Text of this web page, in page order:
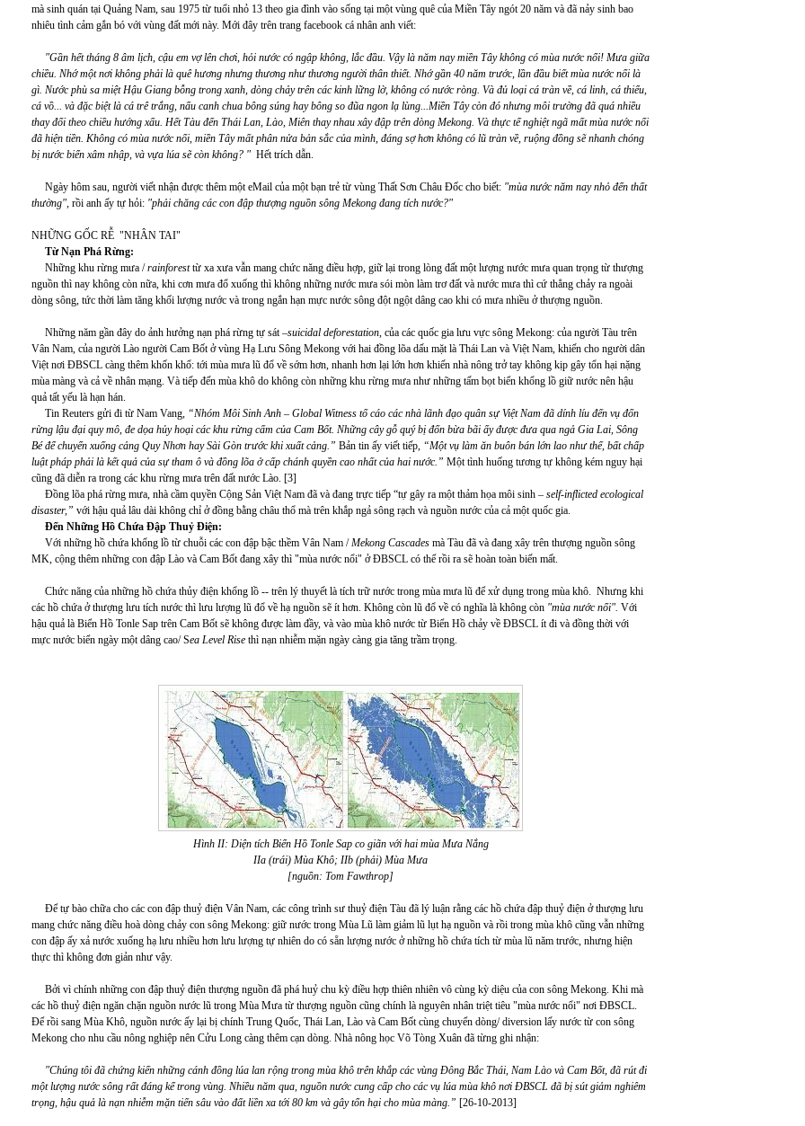
mà sinh quán tại Quảng Nam, sau 1975 từ tuổi nhỏ 13 theo gia đình vào sống tại một vùng quê của Miền Tây ngót 20 năm và đã nảy sinh bao
nhiêu tình cảm gắn bó với vùng đất mới này. Mới đây trên trang facebook cá nhân anh viết:
"Gần hết tháng 8 âm lịch, cậu em vợ lên chơi, hỏi nước có ngập không, lắc đầu. Vậy là năm nay miền Tây không có mùa nước nổi! Mưa giữa
chiều. Nhớ một nơi không phải là quê hương nhưng thương như thương người thân thiết. Nhớ gần 40 năm trước, lần đầu biết mùa nước nổi là
gì. Nước phù sa miệt Hậu Giang bỗng trong xanh, dòng chảy trên các kinh lững lờ, không có nước ròng. Và đủ loại cá tràn về, cá linh, cá thiểu,
cá vồ... và đặc biệt là cá trê trắng, nấu canh chua bông súng hay bông so đũa ngon lạ lùng...Miền Tây còn đó nhưng môi trường đã quá nhiều
thay đổi theo chiều hướng xấu. Hết Tàu đến Thái Lan, Lào, Miên thay nhau xây đập trên dòng Mekong. Và thực tế nghiệt ngã mất mùa nước nổi
đã hiện tiền. Không có mùa nước nổi, miền Tây mất phân nửa bản sắc của mình, đáng sợ hơn không có lũ tràn về, ruộng đồng sẽ nhanh chóng
bị nước biển xâm nhập, và vựa lúa sẽ còn không? " Hết trích dẫn.
Ngày hôm sau, người viết nhận được thêm một eMail của một bạn trẻ từ vùng Thất Sơn Châu Đốc cho biết: "mùa nước năm nay nhỏ đến thất
thường", rồi anh ấy tự hỏi: "phải chăng các con đập thượng nguồn sông Mekong đang tích nước?"
NHỮNG GỐC RỄ "NHÂN TAI"
Từ Nạn Phá Rừng:
Những khu rừng mưa /rainforesttừ xa xưa vẫn mang chức năng điều hợp, giữ lại trong lòng đất một lượng nước mưa quan trọng từ thượng
nguồn thì nay không còn nữa, khi cơn mưa đổ xuống thì không những nước mưa sói mòn làm trơ đất và nước mưa thì cứ thẳng chảy ra ngoài
dòng sông, tức thời làm tăng khối lượng nước và trong ngắn hạn mực nước sông đột ngột dâng cao khi có mưa nhiều ở thượng nguồn.
Những năm gần đây do ảnh hưởng nạn phá rừng tự sát –suicidal deforestation, của các quốc gia lưu vực sông Mekong: của người Tàu trên
Vân Nam, của người Lào người Cam Bốt ở vùng Hạ Lưu Sông Mekong với hai đồng lõa dấu mặt là Thái Lan và Việt Nam, khiến cho người dân
Việt nơi ĐBSCL càng thêm khốn khổ: tới mùa mưa lũ đổ về sớm hơn, nhanh hơn lại lớn hơn khiến nhà nông trở tay không kịp gây tổn hại nặng
mùa màng và cả về nhân mạng. Và tiếp đến mùa khô do không còn những khu rừng mưa như những tấm bọt biển khổng lồ giữ nước nên hậu
quả tất yếu là hạn hán.
Tin Reuters gửi đi từ Nam Vang, “Nhóm Môi Sinh Anh – Global Witness tố cáo các nhà lãnh đạo quân sự Việt Nam đã dính líu đến vụ đốn
rừng lậu đại quy mô, đe dọa hủy hoại các khu rừng cấm của Cam Bốt. Những cây gỗ quý bị đốn bừa bãi ấy được đưa qua ngả Gia Lai, Sông
Bé để chuyển xuống cảng Quy Nhơn hay Sài Gòn trước khi xuất cảng.” Bản tin ấy viết tiếp, “Một vụ làm ăn buôn bán lớn lao như thế, bất chấp
luật pháp phải là kết quả của sự tham ô và đồng lõa ở cấp chánh quyền cao nhất của hai nước.” Một tình huống tương tự không kém nguy hại
cũng đã diễn ra trong các khu rừng mưa trên đất nước Lào. [3]
Đồng lõa phá rừng mưa, nhà cầm quyền Cộng Sản Việt Nam đã và đang trực tiếp “tự gây ra một thảm họa môi sinh – self-inflicted ecological
disaster,” với hậu quả lâu dài không chỉ ở đồng bằng châu thổ mà trên khắp ngả sông rạch và nguồn nước của cả một quốc gia.
Đến Những Hồ Chứa Đập Thuỷ Điện:
Với những hồ chứa khổng lồ từ chuỗi các con đập bậc thềm Vân Nam /Mekong Cascades mà Tàu đã và đang xây trên thượng nguồn sông
MK, cộng thêm những con đập Lào và Cam Bốt đang xây thì "mùa nước nổi" ở ĐBSCL có thể rồi ra sẽ hoàn toàn biến mất.
Chức năng của những hồ chứa thủy điện khổng lồ -- trên lý thuyết là tích trữ nước trong mùa mưa lũ để xử dụng trong mùa khô. Nhưng khi
các hồ chứa ở thượng lưu tích nước thì lưu lượng lũ đổ về hạ nguồn sẽ ít hơn. Không còn lũ đổ về có nghĩa là không còn "mùa nước nổi". Với
hậu quả là Biển Hồ Tonle Sap trên Cam Bốt sẽ không được làm đầy, và vào mùa khô nước từ Biển Hồ chảy về ĐBSCL ít đi và đồng thời với
mực nước biển ngày một dâng cao/ Sea Level Rise thì nạn nhiễm mặn ngày càng gia tăng trầm trọng.
Hình II: Diện tích Biển Hồ Tonle Sap co giãn với hai mùa Mưa Nắng
IIa (trái) Mùa Khô; IIb (phải) Mùa Mưa
[nguồn: Tom Fawthrop]
Để tự bào chữa cho các con đập thuỷ điện Vân Nam, các công trình sư thuỷ điện Tàu đã lý luận rằng các hồ chứa đập thuỷ điện ở thượng lưu
mang chức năng điều hoà dòng chảy con sông Mekong: giữ nước trong Mùa Lũ làm giảm lũ lụt hạ nguồn và rồi trong mùa khô cũng vẫn những
con đập ấy xả nước xuống hạ lưu nhiều hơn lưu lượng tự nhiên do có sẵn lượng nước ở những hồ chứa tích từ mùa lũ năm trước, nhưng hiện
thực thì không đơn giản như vậy.
Bởi vì chính những con đập thuỷ điện thượng nguồn đã phá huỷ chu kỳ điều hợp thiên nhiên vô cùng kỳ diệu của con sông Mekong. Khi mà
các hồ thuỷ điện ngăn chặn nguồn nước lũ trong Mùa Mưa từ thượng nguồn cũng chính là nguyên nhân triệt tiêu "mùa nước nổi" nơi ĐBSCL.
Để rồi sang Mùa Khô, nguồn nước ấy lại bị chính Trung Quốc, Thái Lan, Lào và Cam Bốt cùng chuyển dòng/ diversion lấy nước từ con sông
Mekong cho nhu cầu nông nghiệp nên Cửu Long càng thêm cạn dòng. Nhà nông học Võ Tòng Xuân đã từng ghi nhận:
"Chúng tôi đã chứng kiến những cánh đồng lúa lan rộng trong mùa khô trên khắp các vùng Đông Bắc Thái, Nam Lào và Cam Bốt, đã rút đi
một lượng nước sông rất đáng kể trong vùng. Nhiều năm qua, nguồn nước cung cấp cho các vụ lúa mùa khô nơi ĐBSCL đã bị sút giảm nghiêm
trọng, hậu quả là nạn nhiễm mặn tiến sâu vào đất liền xa tới 80 km và gây tổn hại cho mùa màng.” [26-10-2013]